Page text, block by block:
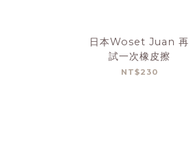
日本Woset Juan 再
試一次橡皮擦
NT$230